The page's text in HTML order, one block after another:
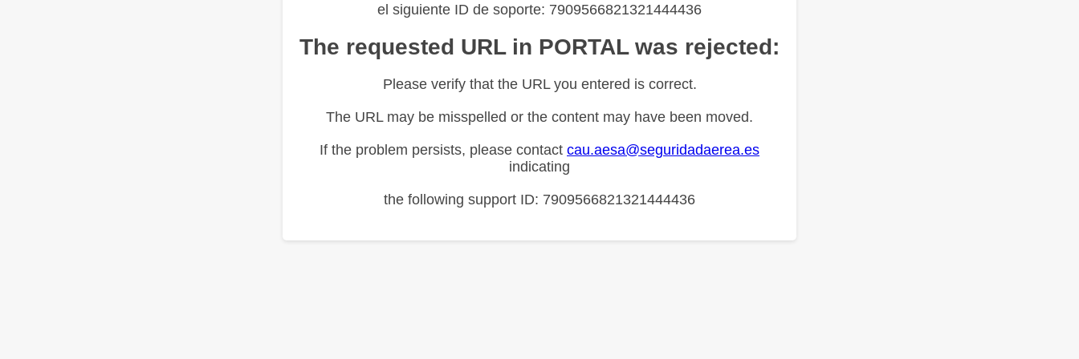
el siguiente ID de soporte: 7909566821321444436
The requested URL in PORTAL was rejected:
Please verify that the URL you entered is correct.
The URL may be misspelled or the content may have been moved.
If the problem persists, please contact cau.aesa@seguridadaerea.es
indicating
the following support ID: 7909566821321444436